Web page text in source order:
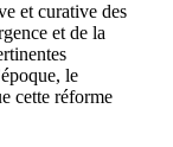
et curative des
et de la
le
cette réforme